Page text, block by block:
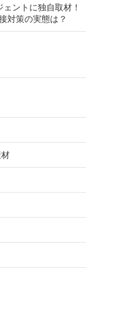
ントに独自取材！
対策の実態は？